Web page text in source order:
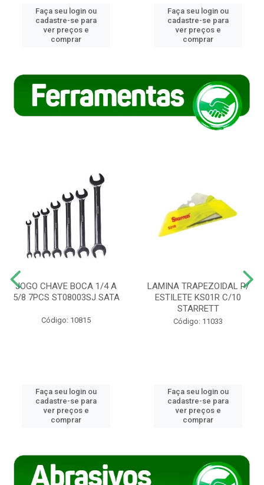
Faça seu login ou
cadastre-se para
ver preços e
comprar
Faça seu login ou
cadastre-se para
ver preços e
comprar
JOGO CHAVE BOCA 1/4 A
5/8 7PCS ST08003SJ SATA
Código: 10815
Faça seu login ou
cadastre-se para
ver preços e
comprar
LAMINA TRAPEZOIDAL P/
ESTILETE KS01R C/10
STARRETT
Código: 11033
Faça seu login ou
cadastre-se para
ver preços e
comprar